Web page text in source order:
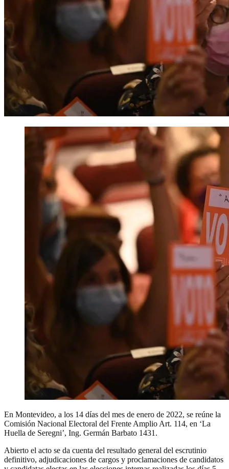
En Montevideo, a los 14 días del mes de enero de 2022, se reúne la
Comisión Nacional Electoral del Frente Amplio Art. 114, en ‘La
Huella de Seregni’, Ing. Germán Barbato 1431.
Abierto el acto se da cuenta del resultado general del escrutinio
definitivo, adjudicaciones de cargos y proclamaciones de candidatos